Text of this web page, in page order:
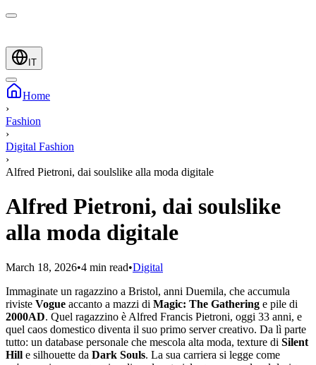
IT
Home
›
Fashion
›
Digital Fashion
›
Alfred Pietroni, dai soulslike alla moda digitale
Alfred Pietroni, dai soulslike
alla moda digitale
March 18, 2026•4 min read•Digital
Immaginate un ragazzino a Bristol, anni Duemila, che accumula
riviste Vogue accanto a mazzi di Magic: The Gathering e pile di
2000AD. Quel ragazzino è Alfred Francis Pietroni, oggi 33 anni, e
quel caos domestico diventa il suo primo server creativo. Da lì parte
tutto: un database personale che mescola alta moda, texture di Silent
Hill e silhouette da Dark Souls. La sua carriera si legge come